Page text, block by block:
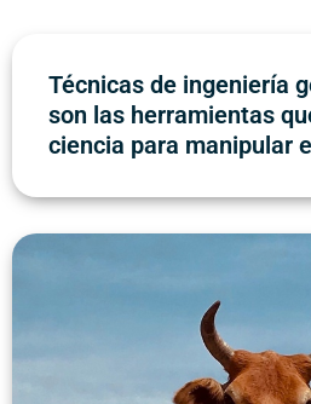
Técnicas de ingeniería
son las herramientas
ciencia para manipular